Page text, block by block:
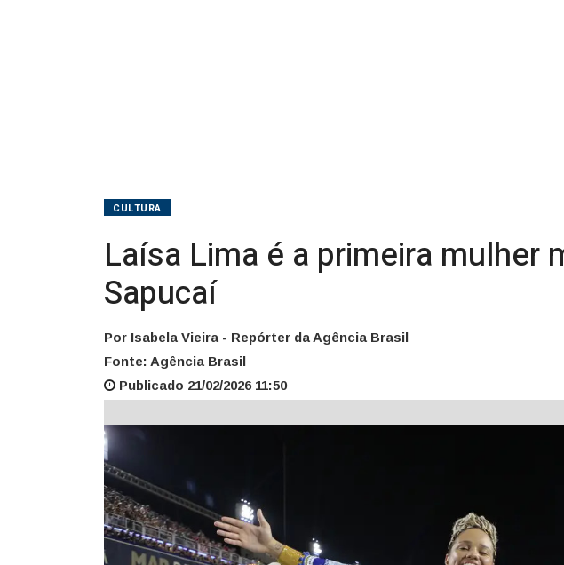
CULTURA
Laísa Lima é a primeira mulher
Sapucaí
Por Isabela Vieira - Repórter da Agência Brasil
Fonte: Agência Brasil
Publicado 21/02/2026 11:50